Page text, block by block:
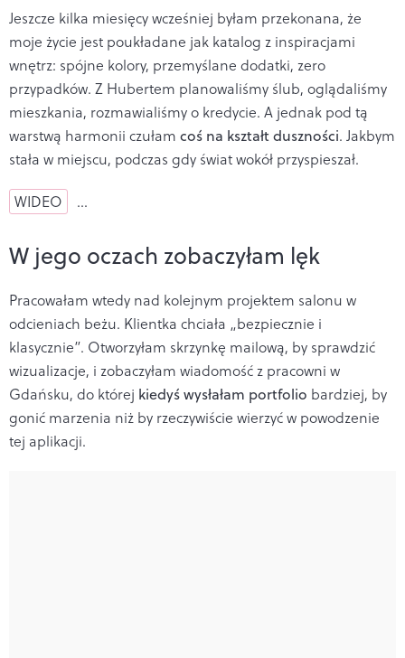
Jeszcze kilka miesięcy wcześniej byłam przekonana, że
moje życie jest poukładane jak katalog z inspiracjami
wnętrz: spójne kolory, przemyślane dodatki, zero
przypadków. Z Hubertem planowaliśmy ślub, oglądaliśmy
mieszkania, rozmawialiśmy o kredycie. A jednak pod tą
warstwą harmonii czułam coś na kształt duszności. Jakbym
stała w miejscu, podczas gdy świat wokół przyspieszał.
WIDEO …
W jego oczach zobaczyłam lęk
Pracowałam wtedy nad kolejnym projektem salonu w
odcieniach beżu. Klientka chciała „bezpiecznie i
klasycznie”. Otworzyłam skrzynkę mailową, by sprawdzić
wizualizacje, i zobaczyłam wiadomość z pracowni w
Gdańsku, do której kiedyś wysłałam portfolio bardziej, by
gonić marzenia niż by rzeczywiście wierzyć w powodzenie
tej aplikacji.